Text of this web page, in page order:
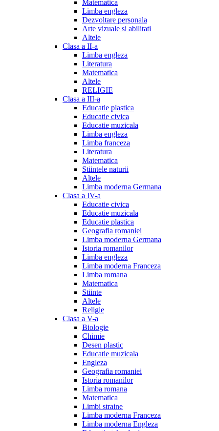
Matematica
Limba engleza
Dezvoltare personala
Arte vizuale si abilitati
Altele
Clasa a II-a
Limba engleza
Literatura
Matematica
Altele
RELIGIE
Clasa a III-a
Educatie plastica
Educatie civica
Educatie muzicala
Limba engleza
Limba franceza
Literatura
Matematica
Stiintele naturii
Altele
Limba moderna Germana
Clasa a IV-a
Educatie civica
Educatie muzicala
Educatie plastica
Geografia romaniei
Limba moderna Germana
Istoria romanilor
Limba engleza
Limba moderna Franceza
Limba romana
Matematica
Stiinte
Altele
Religie
Clasa a V-a
Biologie
Chimie
Desen plastic
Educatie muzicala
Engleza
Geografia romaniei
Istoria romanilor
Limba romana
Matematica
Limbi straine
Limba moderna Franceza
Limba moderna Engleza